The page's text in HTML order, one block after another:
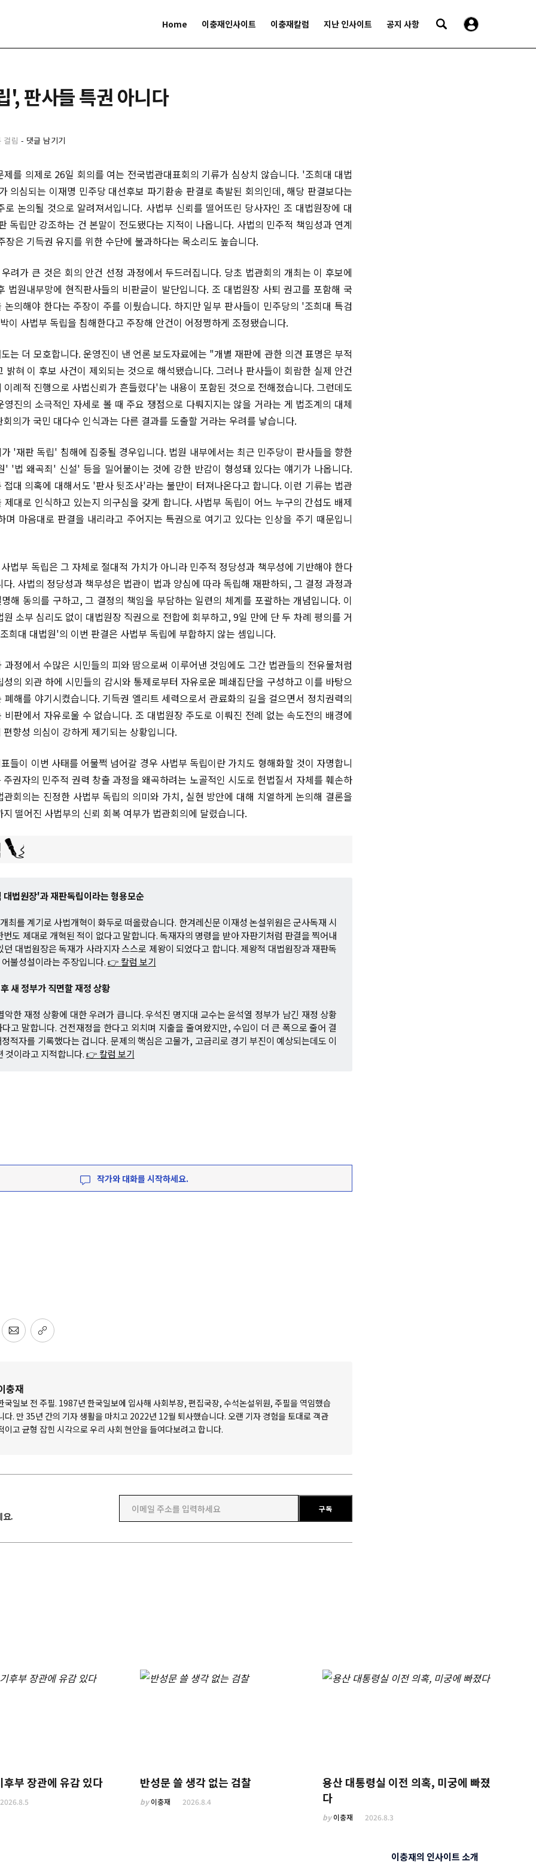
Home 이충재인사이트 이충재칼럼 지난 인사이트 공지 사항
', 판사들 특권 아니다
걸림 - 댓글 남기기
제를 의제로 26일 회의를 여는 전국법관대표회의 기류가 심상치 않습니다. '조희대 대법
의심되는 이재명 민주당 대선후보 파기환송 판결로 촉발된 회의인데, 해당 판결보다는
로 논의될 것으로 알려져서입니다. 사법부 신뢰를 떨어뜨린 당사자인 조 대법원장에 대
독립만 강조하는 건 본말이 전도됐다는 지적이 나옵니다. 사법의 민주적 책임성과 연계
장은 기득권 유지를 위한 수단에 불과하다는 목소리도 높습니다.
려가 큰 것은 회의 안건 선정 과정에서 두드러집니다. 당초 법관회의 개최는 이 후보에
법원내부망에 현직판사들의 비판글이 발단입니다. 조 대법원장 사퇴 권고를 포함해 국
논의해야 한다는 주장이 주를 이뤘습니다. 하지만 일부 판사들이 민주당의 '조희대 특검
이 사법부 독립을 침해한다고 주장해 안건이 어정쩡하게 조정됐습니다.
는 더 모호합니다. 운영진이 낸 언론 보도자료에는 "개별 재판에 관한 의견 표명은 부적
밝혀 이 후보 사건이 제외되는 것으로 해석됐습니다. 그러나 판사들이 회람한 실제 안건
례적 진행으로 사법신뢰가 흔들렸다'는 내용이 포함된 것으로 전해졌습니다. 그런데도
영진의 소극적인 자세로 볼 때 주요 쟁점으로 다뤄지지는 않을 거라는 게 법조계의 대체
의가 국민 대다수 인식과는 다른 결과를 도출할 거라는 우려를 낳습니다.
'재판 독립' 침해에 집중될 경우입니다. 법원 내부에서는 최근 민주당이 판사들을 향한
' '법 왜곡죄' 신설' 등을 밀어붙이는 것에 강한 반감이 형성돼 있다는 얘기가 나옵니다.
접대 의혹에 대해서도 '판사 뒷조사'라는 불만이 터져나온다고 합니다. 이런 기류는 법관
제대로 인식하고 있는지 의구심을 갖게 합니다. 사법부 독립이 어느 누구의 간섭도 배제
며 마음대로 판결을 내리라고 주어지는 특권으로 여기고 있다는 인상을 주기 때문입니
법부 독립은 그 자체로 절대적 가치가 아니라 민주적 정당성과 책무성에 기반해야 한다
. 사법의 정당성과 책무성은 법관이 법과 양심에 따라 독립해 재판하되, 그 결정 과정과
해 동의를 구하고, 그 결정의 책임을 부담하는 일련의 체계를 포괄하는 개념입니다. 이
소부 심리도 없이 대법원장 직권으로 전합에 회부하고, 9일 만에 단 두 차례 평의를 거
희대 대법원'의 이번 판결은 사법부 독립에 부합하지 않는 셈입니다.
과정에서 수많은 시민들의 피와 땀으로써 이루어낸 것임에도 그간 법관들의 전유물처럼
의 외관 하에 시민들의 감시와 통제로부터 자유로운 폐쇄집단을 구성하고 이를 바탕으
폐해를 야기시켰습니다. 기득권 엘리트 세력으로서 관료화의 길을 걸으면서 정치권력의
비판에서 자유로울 수 없습니다. 조 대법원장 주도로 이뤄진 전례 없는 속도전의 배경에
향성 의심이 강하게 제기되는 상황입니다.
들이 이번 사태를 어물쩍 넘어갈 경우 사법부 독립이란 가치도 형해화할 것이 자명합니
권자의 민주적 권력 창출 과정을 왜곡하려는 노골적인 시도로 헌법질서 자체를 훼손하
관회의는 진정한 사법부 독립의 의미와 가치, 실현 방안에 대해 치열하게 논의해 결론을
떨어진 사법부의 신뢰 회복 여부가 법관회의에 달렸습니다.
법원장'과 재판독립이라는 형용모순
최를 계기로 사법개혁이 화두로 떠올랐습니다. 한겨레신문 이재성 논설위원은 군사독재 시
번도 제대로 개혁된 적이 없다고 말합니다. 독재자의 명령을 받아 자판기처럼 판결을 찍어내
던 대법원장은 독재가 사라지자 스스로 제왕이 되었다고 합니다. 제왕적 대법원장과 재판독
불성설이라는 주장입니다.👉 칼럼 보기
새 정부가 직면할 재정 상황
악한 재정 상황에 대한 우려가 큽니다. 우석진 명지대 교수는 윤석열 정부가 남긴 재정 상황
고 말합니다. 건전재정을 한다고 외치며 지출을 줄여왔지만, 수입이 더 큰 폭으로 줄어 결
적자를 기록했다는 겁니다. 문제의 핵심은 고물가, 고금리로 경기 부진이 예상되는데도 이
것이라고 지적합니다.👉 칼럼 보기
작가와 대화를 시작하세요.
충재
국일보 전 주필. 1987년 한국일보에 입사해 사회부장, 편집국장, 수석논설위원, 주필을 역임했습
다. 만 35년 간의 기자 생활을 마치고 2022년 12월 퇴사했습니다. 오랜 기자 경험을 토대로 객관
이고 균형 잡힌 시각으로 우리 사회 현안을 들여다보려고 합니다.
요. 이메일 주소를 입력하세요
구독
부 장관에 유감 있다
2026.8.5
반성문 쓸 생각 없는 검찰
by이충재 2026.8.4
용산 대통령실 이전 의혹, 미궁에 빠졌
다
by이충재 2026.8.3
이충재의 인사이트 소개